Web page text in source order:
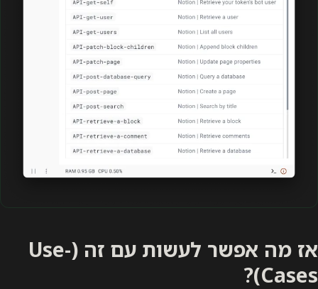
אז מה אפשר לעשות עם זה (Use-
Cases
)?